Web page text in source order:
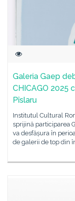
Galeria Gaep
CHICAGO 2025
Pîslaru
Institutul Cultural
sprijină participarea
va desfășura în
de galerii de top din